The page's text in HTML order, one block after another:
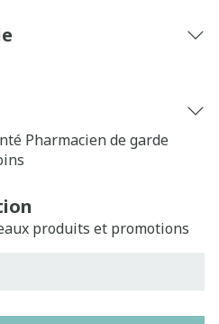
Pharmacien de garde
produits et promotions